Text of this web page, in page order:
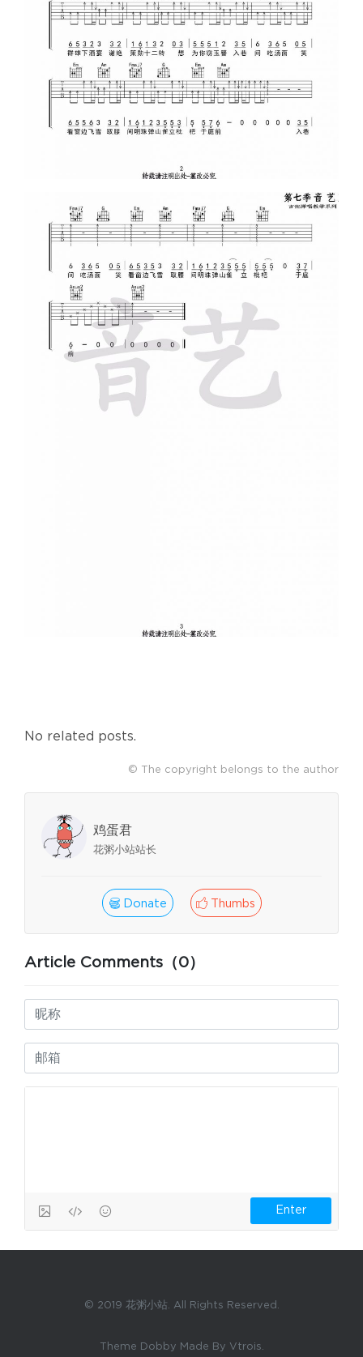
No related posts.
© The copyright belongs to the author
鸡蛋君
花粥小站站长
Donate Thumbs
Article Comments（0）
© 2019 花粥小站. All Rights Reserved.
Theme Dobby Made By Vtrois.